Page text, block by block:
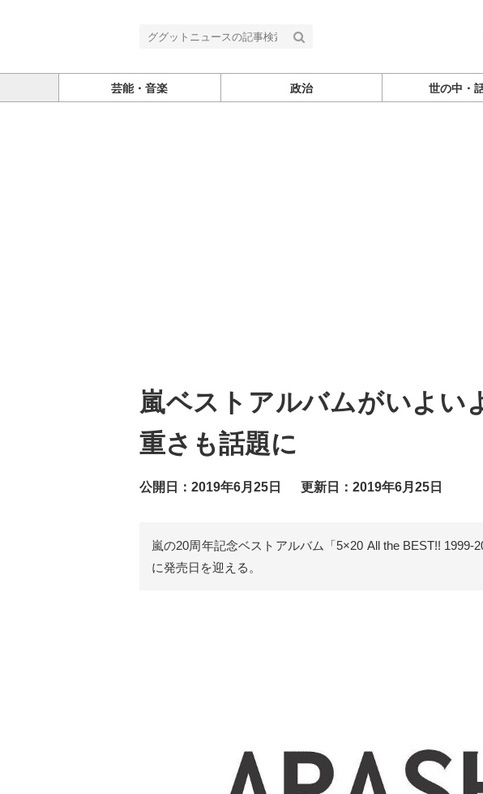
芸能・音楽 政治 世の中・
嵐ベストアルバムがいよい
重さも話題に
公開日：2019年6月25日 更新日：2019年6月25日
嵐の20周年記念ベストアルバム「5×20 All the BEST!! 1999-
に発売日を迎える。